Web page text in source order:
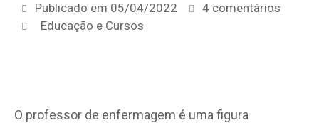
Publicado em 05/04/2022
4 comentários
Educação e Cursos
O professor de enfermagem é uma figura